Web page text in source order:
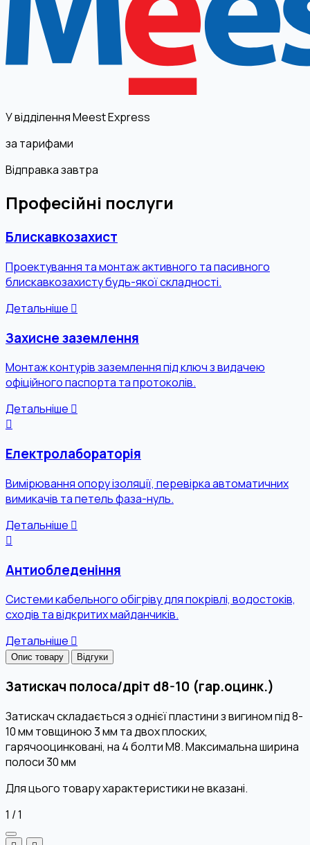
У відділення Meest Express
за тарифами
Відправка завтра
Професійні послуги
Блискавкозахист
Проектування та монтаж активного та пасивного
блискавкозахисту будь-якої складності.
Детальніше
Захисне заземлення
Монтаж контурів заземлення під ключ з видачею
офіційного паспорта та протоколів.
Детальніше
Електролабораторія
Вимірювання опору ізоляції, перевірка автоматичних
вимикачів та петель фаза-нуль.
Детальніше
Антиобледеніння
Системи кабельного обігріву для покрівлі, водостоків,
сходів та відкритих майданчиків.
Детальніше
Опис товару Відгуки
Затискач полоса/дріт d8-10 (гар.оцинк.)
Затискач складається з однієї пластини з вигином під 8-
10 мм товщиною 3 мм та двох плоских,
гарячооцинковані, на 4 болти М8. Максимальна ширина
полоси 30 мм
Для цього товару характеристики не вказані.
1 /1